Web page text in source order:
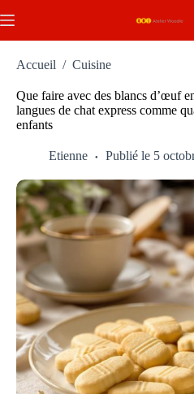
au
Accueil / Cuisine
Que faire avec des blancs d’œuf
langues de chat express comme
enfants
Etienne Publié le 5